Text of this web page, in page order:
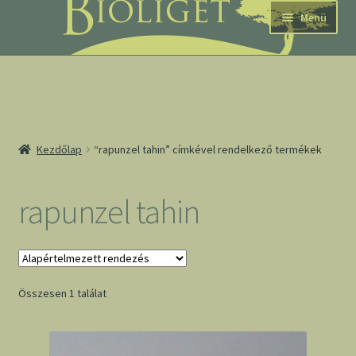
navigációhoz
tartalomba
Menü
Kezdőlap “rapunzel tahin” címkével rendelkező termékek
rapunzel tahin
Összesen 1 találat